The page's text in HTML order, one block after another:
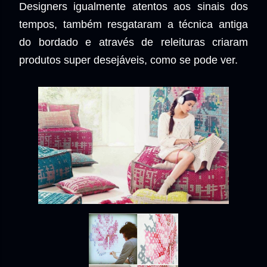
Designers igualmente atentos aos sinais dos
tempos, também resgataram a técnica antiga
do bordado e através de releituras criaram
produtos super desejáveis, como se pode ver.